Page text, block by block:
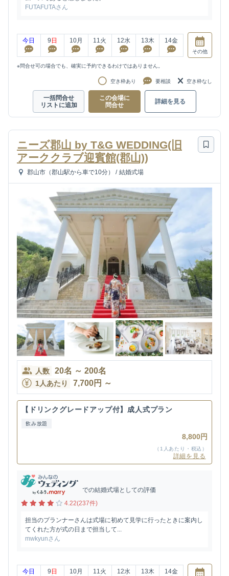
FUTAFUTAさん
今日 9 日 10月 11火 12水 13木 14金
その他
※問合せ可の場合でも、確実に予約できるわけではありません。
空き枠あり 要相談 空き枠なし
一括問合せ
リストに追加
この会場に
問合せ
詳細を見る
ニーズ郡山 by T&G WEDDING(旧
アーククラブ迎賓館(郡山))
郡山市（郡山駅から車で10分） / 結婚式場
人数 20名 ～ 200名
1人あたり 7,700円 ～
【ドリンクグレードアップ付】成人式プラン
飲み放題
8,800円
（1人あたり・税込）
詳細を見る
での結婚式場としての評価
4.22(237件)
担当のプランナーさんは式場に初めて見学に行ったときに案内し
てくれた方が式の日まで担当して...
mwkyunさん
今日 9 日 10月 11火 12水 13木 14金